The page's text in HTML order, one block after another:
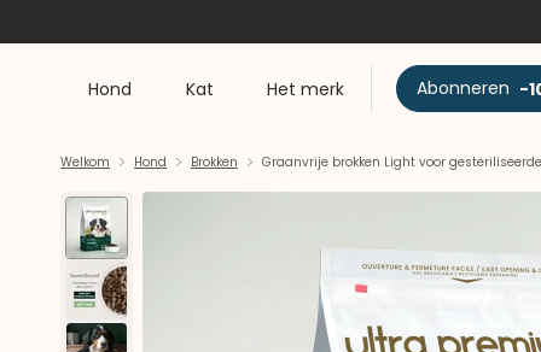
Hond Kat Het merk Abonneren -
Welkom Hond Brokken Graanvrije brokken Light voor